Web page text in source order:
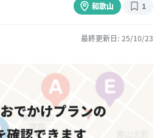
和歌山 1
最終更新日: 25/10/23